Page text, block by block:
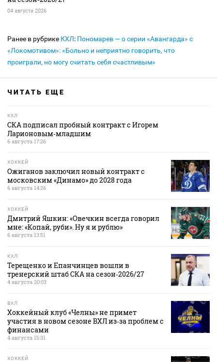
04 августа 2026
Ранее в рубрике КХЛ: Пономарев — о серии «Авангарда» с
«Локомотивом»: «Больно и неприятно говорить, что
проиграли, но могу считать себя счастливым»
ЧИТАТЬ ЕЩЕ
КХЛ
СКА подписал пробный контракт с Игорем
Ларионовым‑младшим
6 августа 17:26
ХОККЕЙ
Ожиганов заключил новый контракт с
московским «Динамо» до 2028 года
6 августа 14:26
ХОККЕЙ
Дмитрий Яшкин: «Овечкин всегда говорил
мне: «Копай, руби». Ну я и рублю»
6 августа 13:51
КХЛ
Терещенко и Епанчинцев вошли в
тренерский штаб СКА на сезон‑2026/27
4 августа 20:03
ВХЛ
Хоккейный клуб «Челны» не примет
участия в новом сезоне ВХЛ из‑за проблем с
финансами
4 августа 15:31
ХОККЕЙ